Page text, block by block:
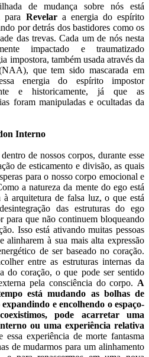
de mudança sobre nós está
para Revelara energia do espírito
por detrás dos bastidores como os
das trevas. Cada um de nós nesta
impactado e traumatizado
impostora, também usada através da
que tem sido mascarada em
energia do espírito impostor
e historicamente, já que as
foram manipuladas e ocultadas da
Interno
de nossos corpos, durante esse
de esticamento e divisão, as quais
para o nosso corpo emocional e
a natureza da mente do ego está
à arquitetura de falsa luz, o que está
das estruturas do ego
para que não continuem bloqueando
Isso está ativando muitas pessoas
alinharem à sua mais alta expressão
de ser baseado no coração.
entre as estruturas internas da
do coração, o que pode ser sentido
pela consciência do corpo. A
está mudando as bolhas de
e encolhendo o espaço-
pode acarretar uma
ou uma experiência relativa
essa experiência de morte fantasma
de mudarmos para um alinhamento